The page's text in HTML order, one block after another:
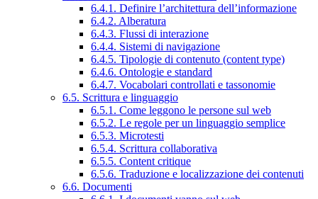
6.4.1. Definire l’architettura dell’informazione
6.4.2. Alberatura
6.4.3. Flussi di interazione
6.4.4. Sistemi di navigazione
6.4.5. Tipologie di contenuto (content type)
6.4.6. Ontologie e standard
6.4.7. Vocabolari controllati e tassonomie
6.5. Scrittura e linguaggio
6.5.1. Come leggono le persone sul web
6.5.2. Le regole per un linguaggio semplice
6.5.3. Microtesti
6.5.4. Scrittura collaborativa
6.5.5. Content critique
6.5.6. Traduzione e localizzazione dei contenuti
6.6. Documenti